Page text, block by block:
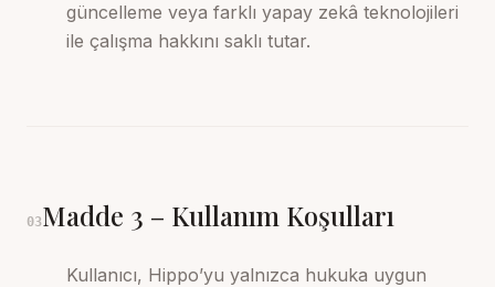
güncelleme veya farklı yapay zekâ teknolojileri
ile çalışma hakkını saklı tutar.
03Madde 3 – Kullanım Koşulları
Kullanıcı, Hippo’yu yalnızca hukuka uygun